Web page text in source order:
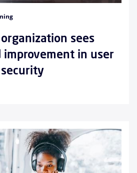
sees
improvement in user